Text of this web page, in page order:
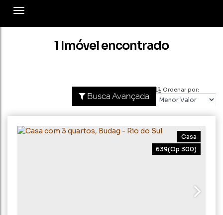
1 Imóvel encontrado
Busca Avançada
Ordenar por:
639(Op 300)
Casa